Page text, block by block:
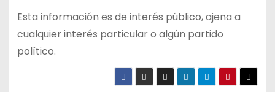
Esta información es de interés público, ajena a
cualquier interés particular o algún partido
político.